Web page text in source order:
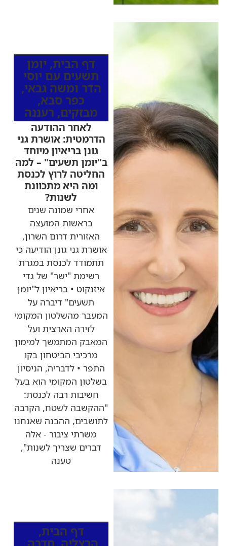
דף הבית, יומן
תשעים עם יוסי
הדר ומשה גבאי,
כפר סבא,
מבזקים, רעננה
לאחר ההודעה
הדרמטית: אושרת גני
גונן בריאיון מיוחד
ב"יומן תשעים" – למה
החליטה לרוץ לכנסת
ומה היא מתכוונת
לשנות?
אחרי שמונה שנים
בראשות המועצה
האזורית דרום השרון,
אושרת גני גונן הודיעה כי
תתמודד לכנסת במגרת
רשימת "ישר" של גדי
איזנקוט • בריאיון ל"יומן
תשעים" דיברה על
המעבר מהשלטון המקומי
לזירה הארצית ועל
המאבק המתמשך למימון
מרכיבי הביטחון בקו
התפר • לדבריה, הניסיון
בשלטון המקומי הוא בעל
חשיבות רבה לכנסת:
"ההקשבה לשטח, הקרבה
לתושבים, ההבנה שאנחנו
משרתי ציבור - אלה
דברים שצריך לשנות",
טענה
דף הבית,